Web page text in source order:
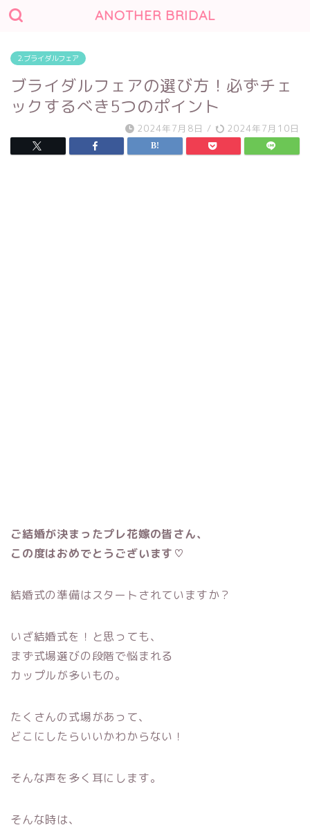
ANOTHER BRIDAL
2.ブライダルフェア
ブライダルフェアの選び方！必ずチェ
ックするべき5つのポイント
2024年7月8日 / 2024年7月10日
ご結婚が決まったプレ花嫁の皆さん、
この度はおめでとうございます♡
結婚式の準備はスタートされていますか？
いざ結婚式を！と思っても、
まず式場選びの段階で悩まれる
カップルが多いもの。
たくさんの式場があって、
どこにしたらいいかわからない！
そんな声を多く耳にします。
そんな時は、